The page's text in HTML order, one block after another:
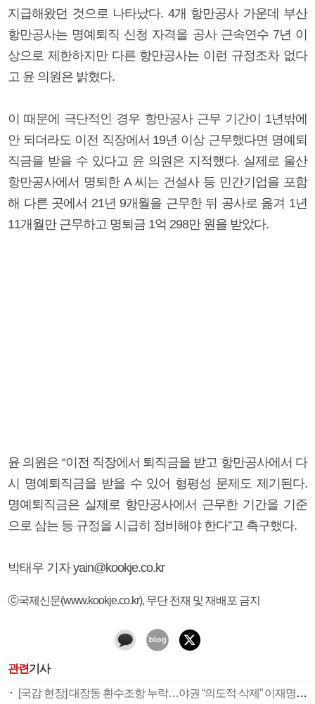
지급해왔던 것으로 나타났다. 4개 항만공사 가운데 부산
항만공사는 명예퇴직 신청 자격을 공사 근속연수 7년 이
상으로 제한하지만 다른 항만공사는 이런 규정조차 없다
고 윤 의원은 밝혔다.
이 때문에 극단적인 경우 항만공사 근무 기간이 1년밖에
안 되더라도 이전 직장에서 19년 이상 근무했다면 명예퇴
직금을 받을 수 있다고 윤 의원은 지적했다. 실제로 울산
항만공사에서 명퇴한 A 씨는 건설사 등 민간기업을 포함
해 다른 곳에서 21년 9개월을 근무한 뒤 공사로 옮겨 1년
11개월만 근무하고 명퇴금 1억 298만 원을 받았다.
윤 의원은 “이전 직장에서 퇴직금을 받고 항만공사에서 다
시 명예퇴직금을 받을 수 있어 형평성 문제도 제기된다.
명예퇴직금은 실제로 항만공사에서 근무한 기간을 기준
으로 삼는 등 규정을 시급히 정비해야 한다”고 촉구했다.
박태우 기자 yain@kookje.co.kr
ⓒ국제신문(www.kookje.co.kr), 무단 전재 및 재배포 금지
관련기사
[국감 현장] 대장동 환수조항 누락…야권 “의도적 삭제” 이재명 “보고 못 받아”